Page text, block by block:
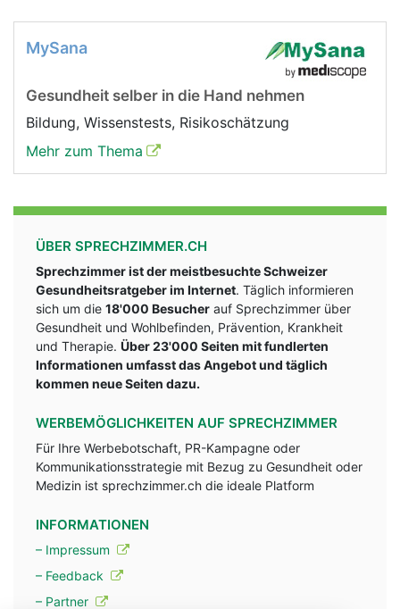
MySana
Gesundheit selber in die Hand nehmen
Bildung, Wissenstests, Risikoschätzung
Mehr zum Thema
ÜBER SPRECHZIMMER.CH
Sprechzimmer ist der meistbesuchte Schweizer
Gesundheitsratgeber im Internet. Täglich informieren
sich um die 18'000 Besucher auf Sprechzimmer über
Gesundheit und Wohlbefinden, Prävention, Krankheit
und Therapie. Über 23'000 Seiten mit fundlerten
Informationen umfasst das Angebot und täglich
kommen neue Seiten dazu.
WERBEMÖGLICHKEITEN AUF SPRECHZIMMER
Für Ihre Werbebotschaft, PR-Kampagne oder
Kommunikationsstrategie mit Bezug zu Gesundheit oder
Medizin ist sprechzimmer.ch die ideale Platform
INFORMATIONEN
– Impressum
– Feedback
– Partner